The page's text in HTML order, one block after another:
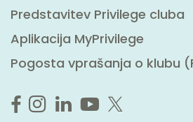
Predstavitev Privilege cluba
Aplikacija MyPrivilege
Pogosta vprašanja o klubu